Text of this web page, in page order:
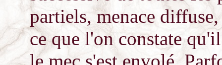
partiels, menace
ce que l'on constate
le mec s'est envolé.